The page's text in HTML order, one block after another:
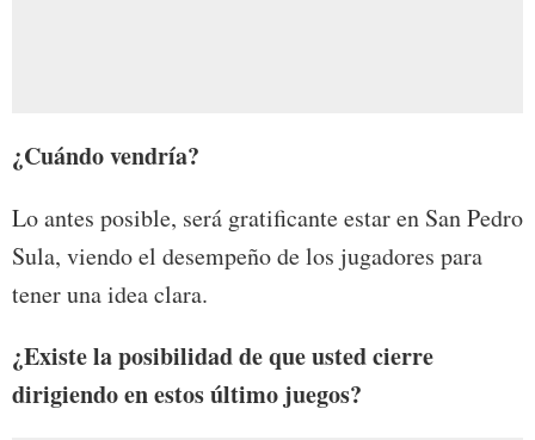
¿Cuándo vendría?
Lo antes posible, será gratificante estar en San Pedro
Sula, viendo el desempeño de los jugadores para
tener una idea clara.
¿Existe la posibilidad de que usted cierre
dirigiendo en estos último juegos?